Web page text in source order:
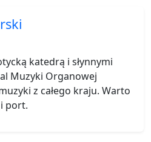
katedrą i słynnymi
Muzyki Organowej
z całego kraju. Warto
port.